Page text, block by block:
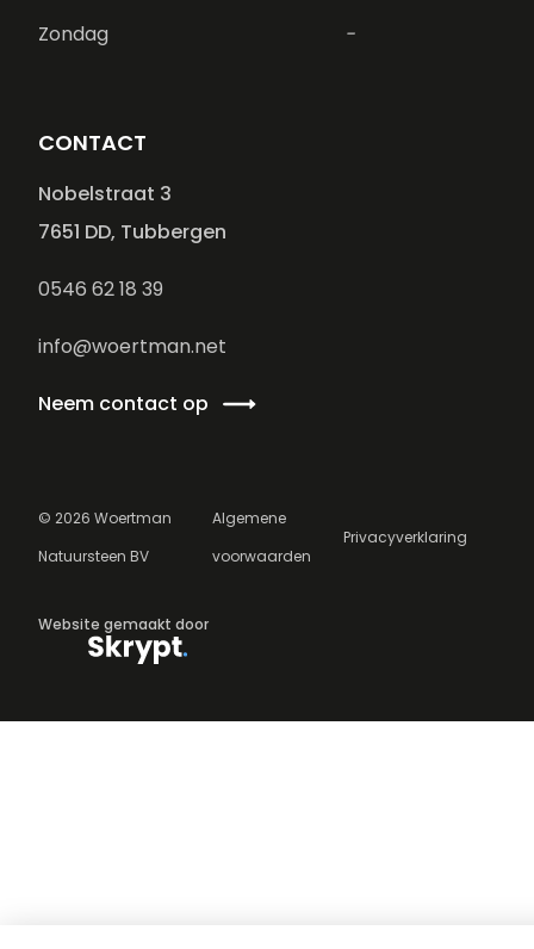
Zondag -
CONTACT
Nobelstraat 3
7651 DD, Tubbergen
0546 62 18 39
info@woertman.net
Neem contact op
© 2026 Woertman
Natuursteen BV
Algemene
voorwaarden
Privacyverklaring
Website gemaakt door